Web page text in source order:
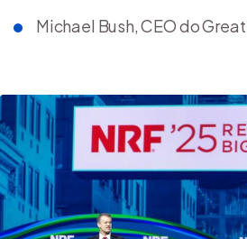
Michael Bush, CEO do